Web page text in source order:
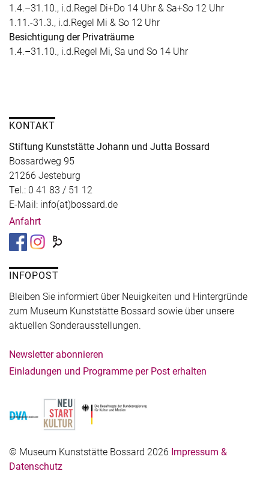
1.4.–31.10., i.d.Regel Di+Do 14 Uhr & Sa+So 12 Uhr
1.11.-31.3., i.d.Regel Mi & So 12 Uhr
Besichtigung der Privaträume
1.4.–31.10., i.d.Regel Mi, Sa und So 14 Uhr
KONTAKT
Stiftung Kunststätte Johann und Jutta Bossard
Bossardweg 95
21266 Jesteburg
Tel.: 0 41 83 / 51 12
E-Mail: info(at)bossard.de
Anfahrt
INFOPOST
Bleiben Sie informiert über Neuigkeiten und Hintergründe
zum Museum Kunststätte Bossard sowie über unsere
aktuellen Sonderausstellungen.
Newsletter abonnieren
Einladungen und Programme per Post erhalten
© Museum Kunststätte Bossard 2026 Impressum &
Datenschutz